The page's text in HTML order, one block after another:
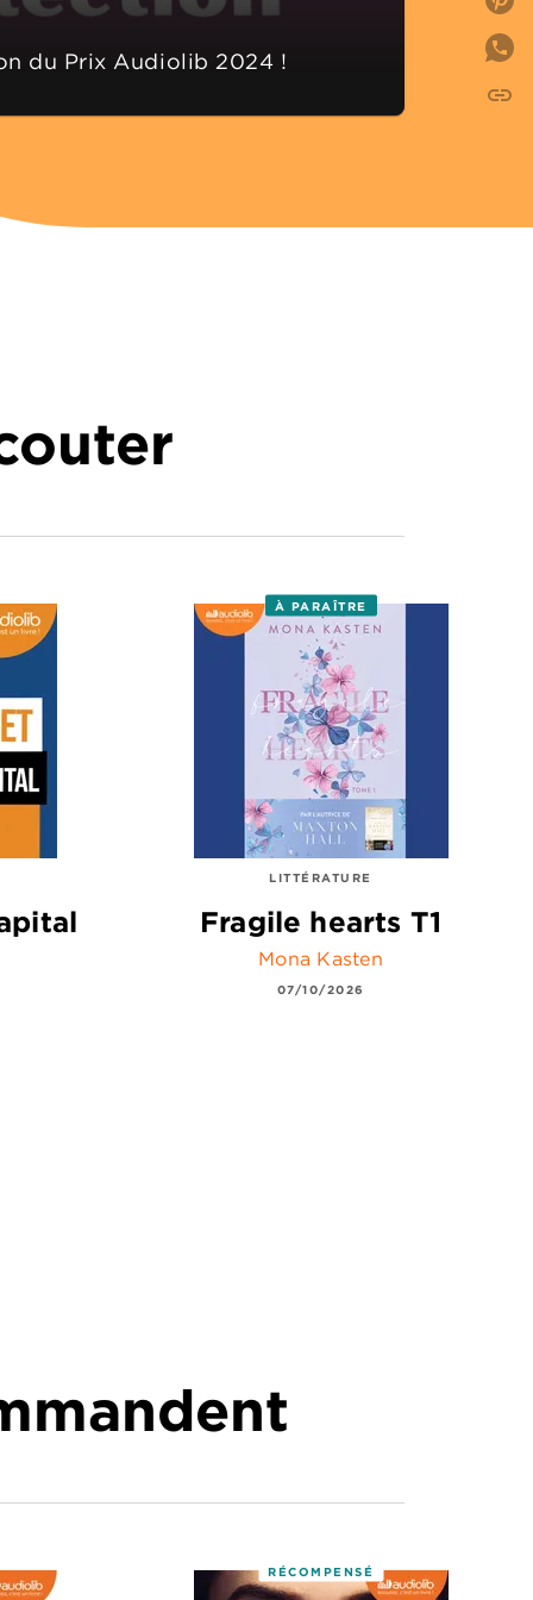
du Prix Audiolib 2024 !
À PARAÎTRE
LITTÉRATURE
Fragile hearts T1
Mona Kasten
07/10/2026
RÉCOMPENSÉ
link